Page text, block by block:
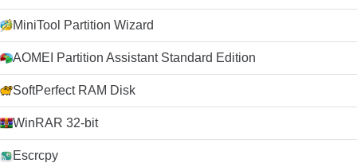
MiniTool Partition Wizard
AOMEI Partition Assistant Standard Edition
SoftPerfect RAM Disk
WinRAR 32-bit
Escrcpy